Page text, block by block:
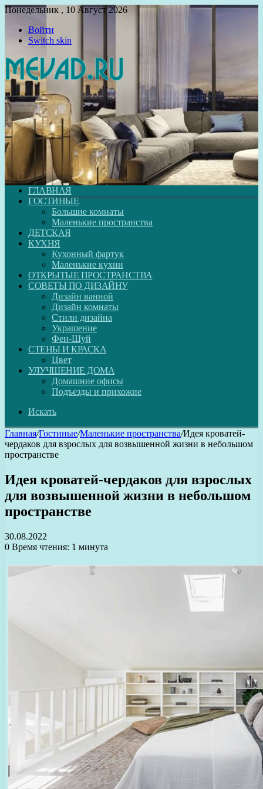
Понедельник , 10 Август 2026
Войти
Switch skin
ГЛАВНАЯ
ГОСТИНЫЕ
Большие комнаты
Маленькие пространства
ДЕТСКАЯ
КУХНЯ
Кухонный фартук
Маленькие кухни
ОТКРЫТЫЕ ПРОСТРАНСТВА
СОВЕТЫ ПО ДИЗАЙНУ
Дизайн ванной
Дизайн комнаты
Стили дизайна
Украшение
Фен-Шуй
СТЕНЫ И КРАСКА
Цвет
УЛУЧШЕНИЕ ДОМА
Домашние офисы
Подъезды и прихожие
Искать
Главная/Гостиные/Маленькие пространства/Идея кроватей-
чердаков для взрослых для возвышенной жизни в небольшом
пространстве
Идея кроватей-чердаков для взрослых
для возвышенной жизни в небольшом
пространстве
30.08.2022
0 Время чтения: 1 минута